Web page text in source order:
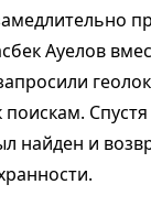
Ауелов
поискам.
найден и